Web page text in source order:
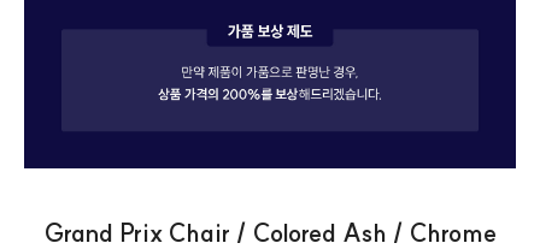
Grand Prix Chair / Colored Ash / Chrome